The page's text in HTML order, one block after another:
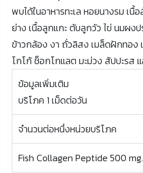
พบได้ในอาหารทะเล หอยนางรม เนื้
ย่าง เนื้อลูกแกะ ตับลูกวัว ไข่ นมผง
ข้าวกล้อง งา ถั่วลิสง เมล็ดฝักทอง
โกโก้ ช็อกโกแลต มะม่วง สัปปะรส
ข้อมูลเพิ่มเติม
บริโภค 1 เม็ดต่อวัน
จำนวนต่อหนึ่งหน่วยบริโภค
Fish Collagen Peptide 500 mg.